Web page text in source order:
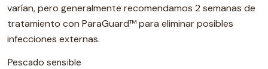
varían, pero generalmente recomendamos 2 semanas de
tratamiento con ParaGuard™ para eliminar posibles
infecciones externas.
Pescado sensible